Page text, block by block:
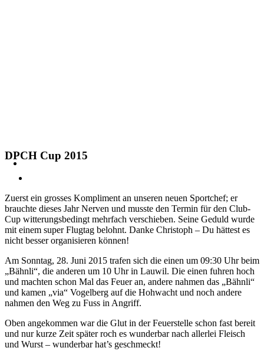
DPCH Cup 2015
Zuerst ein grosses Kompliment an unseren neuen Sportchef; er
brauchte dieses Jahr Nerven und musste den Termin für den Club-
Cup witterungsbedingt mehrfach verschieben. Seine Geduld wurde
mit einem super Flugtag belohnt. Danke Christoph – Du hättest es
nicht besser organisieren können!
Am Sonntag, 28. Juni 2015 trafen sich die einen um 09:30 Uhr beim
„Bähnli“, die anderen um 10 Uhr in Lauwil. Die einen fuhren hoch
und machten schon Mal das Feuer an, andere nahmen das „Bähnli“
und kamen „via“ Vogelberg auf die Hohwacht und noch andere
nahmen den Weg zu Fuss in Angriff.
Oben angekommen war die Glut in der Feuerstelle schon fast bereit
und nur kurze Zeit später roch es wunderbar nach allerlei Fleisch
und Wurst – wunderbar hat’s geschmeckt!